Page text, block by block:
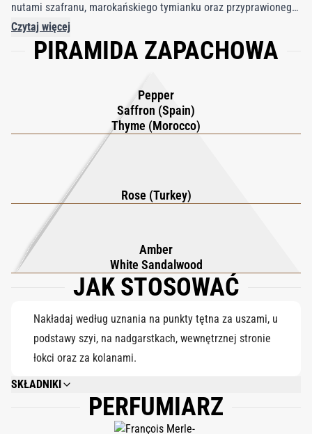
nutami szafranu, marokańskiego tymianku oraz przyprawionego
pieprzu. To egzotyczne serce osadzone jest na kojącej bazie z
australijskiego białego sandałowca z Kununurry, którego
jest zapach, który łączy w sobie przepych i ukojenie, oddając
ciepło suchego powietrza złagodzonego kwiatową elegancją.
Dzięki 20% stężeniu naturalnych esencji i składników
botanicznych, White Sandalwood to zapach ponadczasowej
elegancji egzotyczny, a zarazem przytulny; wyrafinowany i
trwały.
Czytaj więcej
PIRAMIDA ZAPACHOWA
Pepper
Saffron (Spain)
Thyme (Morocco)
Rose (Turkey)
Amber
White Sandalwood
JAK STOSOWAĆ
Nakładaj według uznania na punkty tętna za uszami, u
podstawy szyi, na nadgarstkach, wewnętrznej stronie
łokci oraz za kolanami.
SKŁADNIKI
ALCOHOL DENAT., PARFUM (FRAGRANCE), AQUA (WATER), ETHYLHEXYL
METHOXYCINNAMATE, CITRONELLOL, HEXYL CINNAMAL, GERANIOL,
HYDROXYCITRONELLAL, BUTYL METHOXYDIBENZOYLMETHANE,
PERFUMIARZ